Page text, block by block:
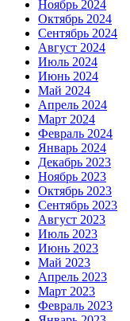
Ноябрь 2024
Октябрь 2024
Сентябрь 2024
Август 2024
Июль 2024
Июнь 2024
Май 2024
Апрель 2024
Март 2024
Февраль 2024
Январь 2024
Декабрь 2023
Ноябрь 2023
Октябрь 2023
Сентябрь 2023
Август 2023
Июль 2023
Июнь 2023
Май 2023
Апрель 2023
Март 2023
Февраль 2023